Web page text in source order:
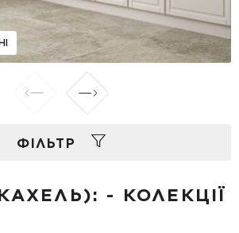
ФIЛЬТР
- КОЛЕКЦІЇ